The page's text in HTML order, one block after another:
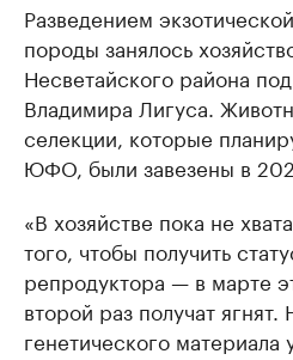
Разведением
породы занялось
Несветайского района
Владимира Лигуса.
селекции, которые
ЮФО, были завезены в
«В хозяйстве пока не
того, чтобы получить
репродуктора — в марте
второй раз получат
генетического материала